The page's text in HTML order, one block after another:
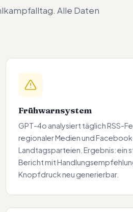
Alle Daten
Frühwarnsystem
GPT-4o analysiert täglich RSS-
regionaler Medien und
Landtagsparteien. Ergebnis: ein
Bericht mit
Knopfdruck neu generierbar.